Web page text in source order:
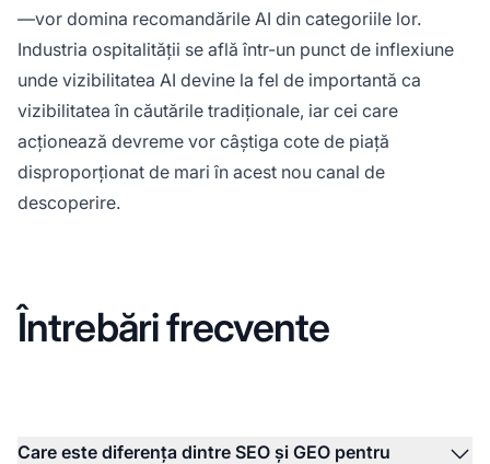
—vor domina recomandările AI din categoriile lor.
Industria ospitalității se află într-un punct de inflexiune
unde vizibilitatea AI devine la fel de importantă ca
vizibilitatea în căutările tradiționale, iar cei care
acționează devreme vor câștiga cote de piață
disproporționat de mari în acest nou canal de
descoperire.
Întrebări frecvente
Care este diferența dintre SEO și GEO pentru